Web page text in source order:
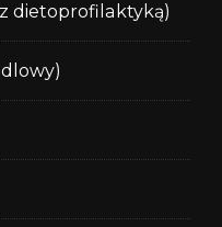
dietoprofilaktyką)